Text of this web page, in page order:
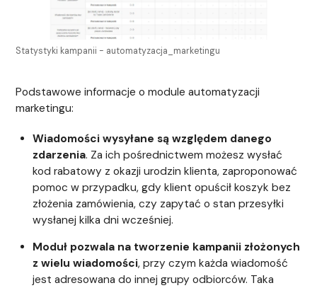
Statystyki kampanii - automatyzacja_marketingu
Podstawowe informacje o module automatyzacji
marketingu:
Wiadomości wysyłane są względem danego
zdarzenia. Za ich pośrednictwem możesz wysłać
kod rabatowy z okazji urodzin klienta, zaproponować
pomoc w przypadku, gdy klient opuścił koszyk bez
złożenia zamówienia, czy zapytać o stan przesyłki
wysłanej kilka dni wcześniej.
Moduł pozwala na tworzenie kampanii złożonych
z wielu wiadomości, przy czym każda wiadomość
jest adresowana do innej grupy odbiorców. Taka